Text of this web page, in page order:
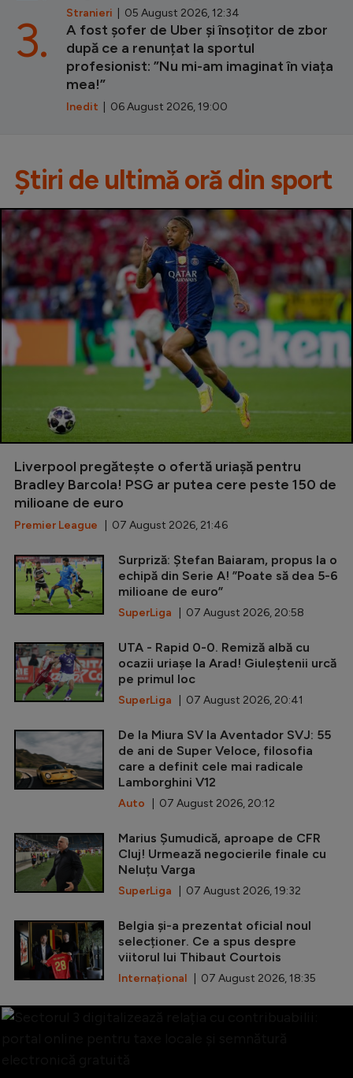
Stranieri | 05 August 2026, 12:34
A fost șofer de Uber și însoțitor de zbor
după ce a renunțat la sportul
profesionist: ”Nu mi-am imaginat în viața
mea!”
Inedit | 06 August 2026, 19:00
3.
Știri de ultimă oră din sport
Liverpool pregătește o ofertă uriașă pentru
Bradley Barcola! PSG ar putea cere peste 150 de
milioane de euro
Premier League | 07 August 2026, 21:46
Surpriză: Ștefan Baiaram, propus la o
echipă din Serie A! ”Poate să dea 5-6
milioane de euro”
SuperLiga | 07 August 2026, 20:58
UTA - Rapid 0-0. Remiză albă cu
ocazii uriașe la Arad! Giuleștenii urcă
pe primul loc
SuperLiga | 07 August 2026, 20:41
De la Miura SV la Aventador SVJ: 55
de ani de Super Veloce, filosofia
care a definit cele mai radicale
Lamborghini V12
Auto | 07 August 2026, 20:12
Marius Șumudică, aproape de CFR
Cluj! Urmează negocierile finale cu
Neluțu Varga
SuperLiga | 07 August 2026, 19:32
Belgia și-a prezentat oficial noul
selecționer. Ce a spus despre
viitorul lui Thibaut Courtois
Internațional | 07 August 2026, 18:35